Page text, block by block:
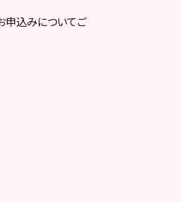
申込みについてご